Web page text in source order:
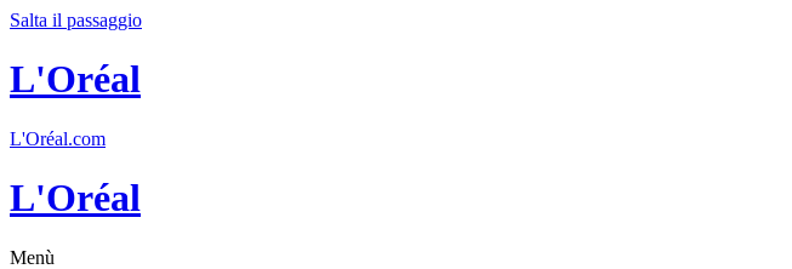
Salta il passaggio
L'Oréal
L'Oréal.com
L'Oréal
Menù